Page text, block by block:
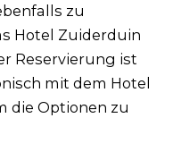
zu
Hotel Zuiderduin
Reservierung ist
mit dem Hotel
die Optionen zu